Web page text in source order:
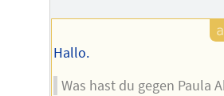
Hallo.
Was hast du gegen Paula